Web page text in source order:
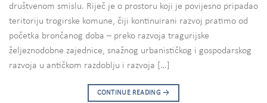
društvenom smislu. Riječ je o prostoru koji je povijesno pripadao
teritoriju trogirske komune, čiji kontinuirani razvoj pratimo od
početka brončanog doba – preko razvoja tragurijske
željeznodobne zajednice, snažnog urbanističkog i gospodarskog
razvoja u antičkom razdoblju i razvoja […]
CONTINUE READING →